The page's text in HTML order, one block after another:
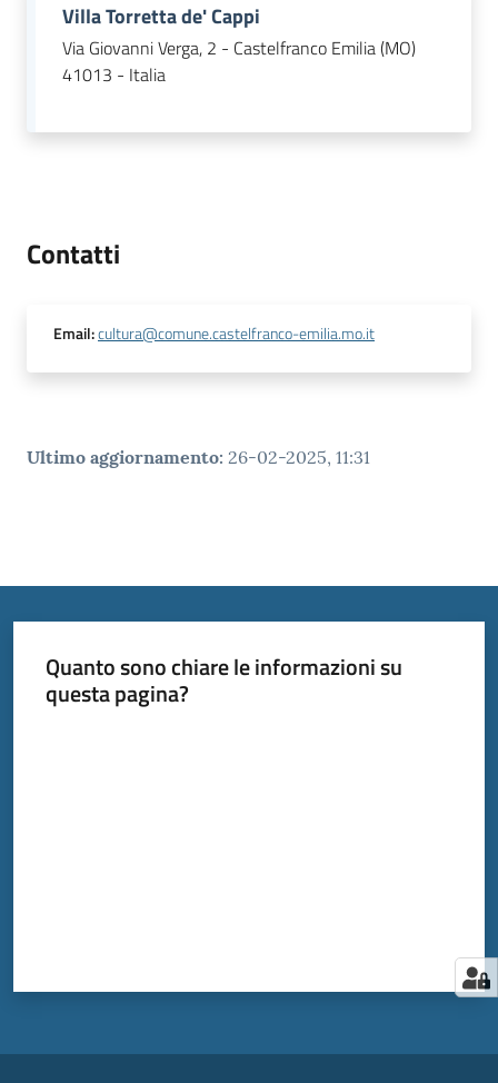
Villa Torretta de' Cappi
Via Giovanni Verga, 2 - Castelfranco Emilia (MO)
41013 - Italia
Contatti
Email:cultura@comune.castelfranco-emilia.mo.it
Ultimo aggiornamento: 26-02-2025, 11:31
Quanto sono chiare le informazioni su
questa pagina?